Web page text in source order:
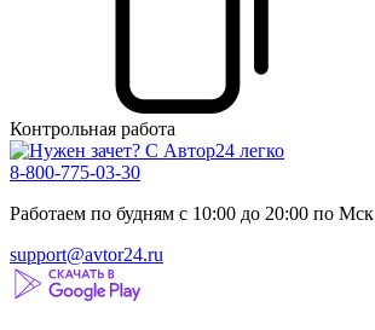
Контрольная работа
8-800-775-03-30
Работаем по будням с 10:00 до 20:00 по Мск
support@avtor24.ru